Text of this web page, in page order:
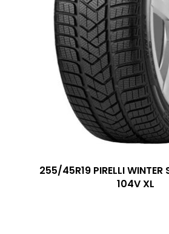
255/45R19 PIRELLI WINTER
104V XL